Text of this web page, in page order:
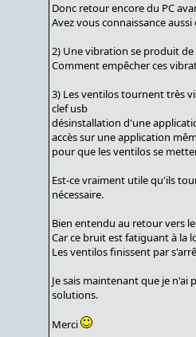
Donc retour encore du PC
Avez vous connaissance
2) Une vibration se produit
Comment empêcher ces
3) Les ventilos tournent très
clef usb
désinstallation d'une
accès sur une application
pour que les ventilos se
Est-ce vraiment utile qu'ils
nécessaire.
Bien entendu au retour vers
Car ce bruit est fatiguant à la
Les ventilos finissent par
Je sais maintenant que je
solutions.
Merci